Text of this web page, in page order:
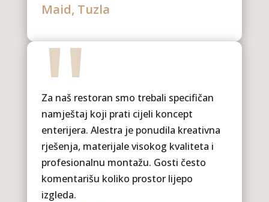
Maid, Tuzla
"
Za naš restoran smo trebali specifičan
namještaj koji prati cijeli koncept
enterijera. Alestra je ponudila kreativna
rješenja, materijale visokog kvaliteta i
profesionalnu montažu. Gosti često
komentarišu koliko prostor lijepo
izgleda.